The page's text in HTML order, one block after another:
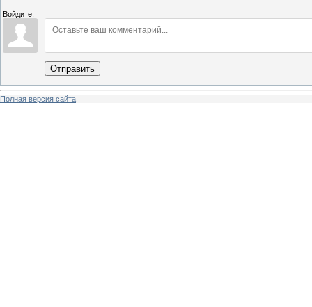
Войдите:
Отправить
Полная версия сайта